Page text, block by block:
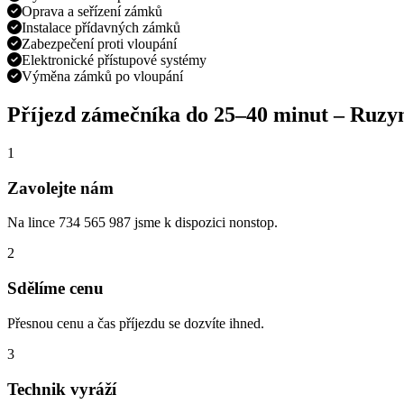
Oprava a seřízení zámků
Instalace přídavných zámků
Zabezpečení proti vloupání
Elektronické přístupové systémy
Výměna zámků po vloupání
Příjezd zámečníka do 25–40 minut–
1
Zavolejte nám
Na lince 734 565 987 jsme k dispozici nonstop.
2
Sdělíme cenu
Přesnou cenu a čas příjezdu se dozvíte ihned.
3
Technik vyráží